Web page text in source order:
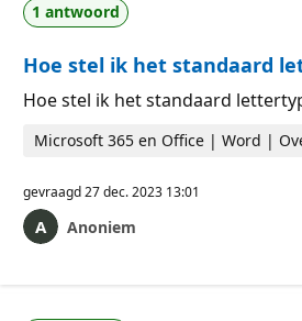
1 antwoord
Hoe stel ik het standaard
Hoe stel ik het standaard
Microsoft 365 en Office | Word |
gevraagd27 dec. 2023 13:01
Anoniem